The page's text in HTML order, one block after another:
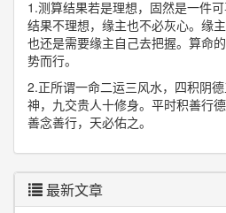
1.测算结果若是理想，固然是一件
结果不理想，缘主也不必灰心。缘
也还是需要缘主自己去把握。算命
势而行。
2.正所谓一命二运三风水，四积阴
神，九交贵人十修身。平时积善行
善念善行，天必佑之。
最新文章